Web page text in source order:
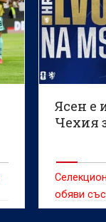
Ясен е
Чехия
обяви